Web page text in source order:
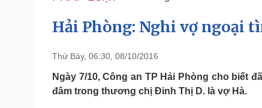
Tổ chức nhân sự
Nhận diện sự thật
Dấu ấn VOV
Pháp luật
Vụ án
Quân sự - Quốc phòng
Vũ khí
Hải Phòng: Nghi vợ ngoại
Thứ Bảy, 06:30, 08/10/2016
Ngày 7/10, Công an TP Hải Phòng cho biết
đâm trong thương chị Đinh Thị D. là vợ Hà.